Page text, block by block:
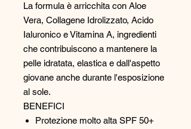
La formula è arricchita con Aloe
Vera, Collagene Idrolizzato, Acido
Ialuronico e Vitamina A, ingredienti
che contribuiscono a mantenere la
pelle idratata, elastica e dall'aspetto
giovane anche durante l'esposizione
al sole.
BENEFICI
Protezione molto alta SPF 50+